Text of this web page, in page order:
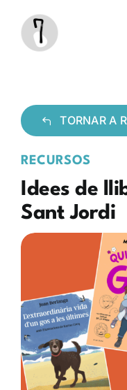
contenido
TORNAR A
RECURSOS
Idees de
Sant Jordi